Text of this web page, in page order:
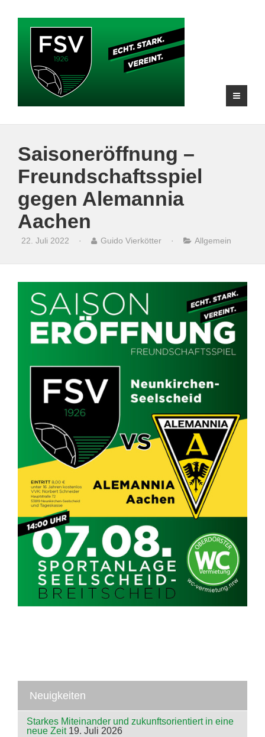
Saisoneröffnung –
Freundschaftsspiel
gegen Alemannia
Aachen
22. Juli 2022 · Guido Vierkötter · Allgemein
Neuigkeiten
Starkes Miteinander und zukunftsorientiert in eine
neue Zeit 19. Juli 2026